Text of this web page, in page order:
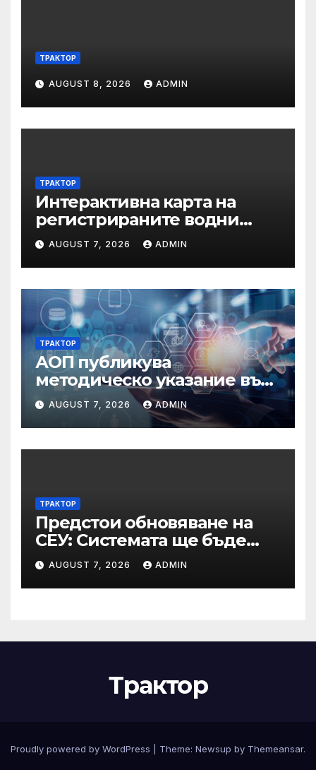
ТРАКТОР
AUGUST 8, 2026 ADMIN
ТРАКТОР
Интерактивна карта на
регистрираните водни
бази по Черноморието за
летния сезон на 2026 г.
AUGUST 7, 2026 ADMIN
ТРАКТОР
АОП публикува
методическо указание във
връзка с промени в
основанията за
задължително
отстраняване на кандидати
AUGUST 7, 2026 ADMIN
ТРАКТОР
Предстои обновяване на
СЕУ: Системата ще бъде
временно недостъпна на 10
и 11 август 2026 г.
AUGUST 7, 2026 ADMIN
Трактор
Proudly powered by WordPress Theme: Newsup by Themeansar.